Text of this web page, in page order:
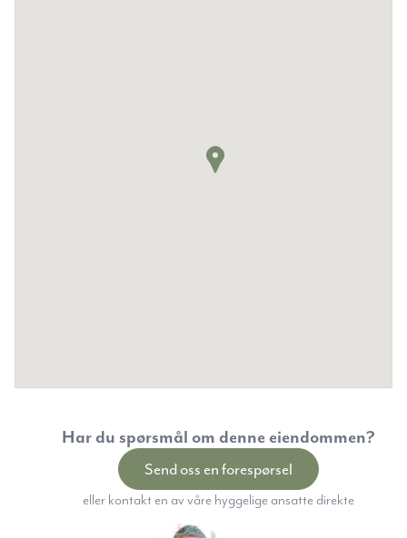
Har du spørsmål om denne eiendommen?
Send oss en forespørsel
eller kontakt en av våre hyggelige ansatte direkte